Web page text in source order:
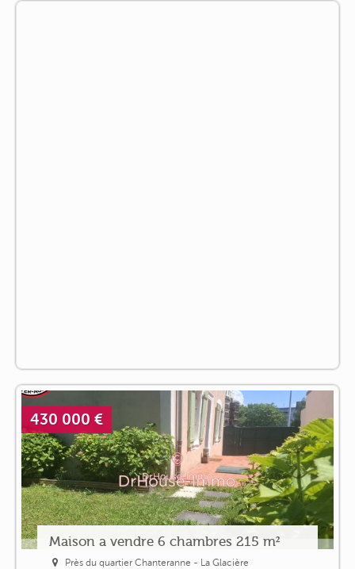
430 000 €
Maison a vendre 6 chambres 215 m²
Près du quartier Chanteranne - La Glacière